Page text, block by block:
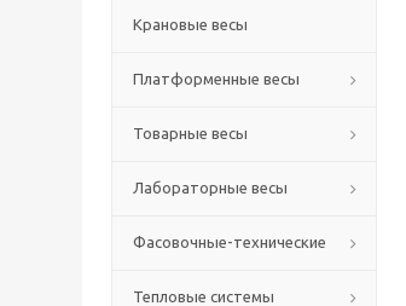
Крановые весы
Платформенные весы
Товарные весы
Лабораторные весы
Фасовочные-технические
Тепловые системы